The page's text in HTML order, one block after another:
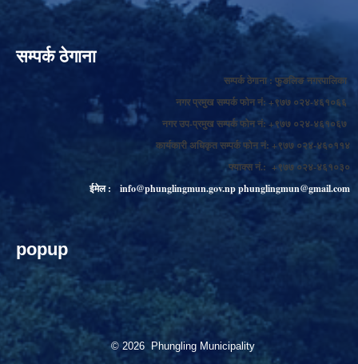
सम्पर्क ठेगाना
सम्पर्क ठेगाना : फुङलिङ नगरपालिका
नगर प्रमुख सम्पर्क फोन नं: +९७७ ०२४-४६१०६६
नगर उप-प्रमुख सम्पर्क फोन नं: +९७७ ०२४-४६१०६७
कार्यकारी अधिकृत सम्पर्क फोन नं: +९७७ ०२४-४६०११४
फ्याक्स नं.: +९७७ ०२४-४६१०३०
ईमेल :
info@phunglingmun.gov.npphunglingmun@gmail.com
popup
© 2026 Phungling Municipality